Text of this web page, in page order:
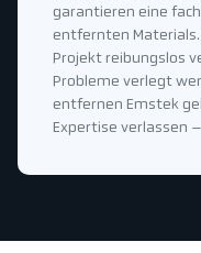
garantieren eine
entfernten Materials.
Projekt reibungslos
Probleme verlegt
entfernen Emstek
Expertise verlassen